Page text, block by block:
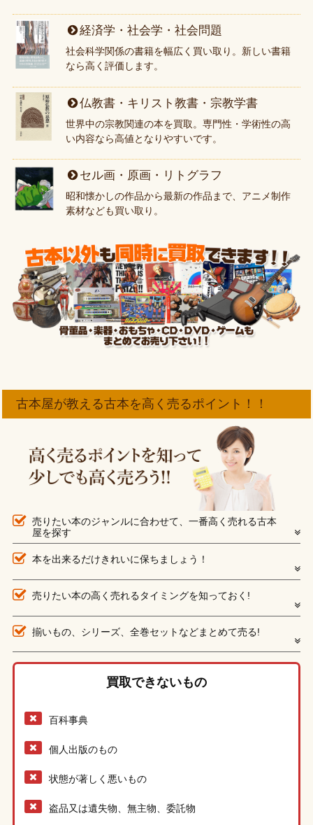
経済学・社会学・社会問題
社会科学関係の書籍を幅広く買い取り。新しい書籍
なら高く評価します。
仏教書・キリスト教書・宗教学書
世界中の宗教関連の本を買取。専門性・学術性の高
い内容なら高値となりやすいです。
セル画・原画・リトグラフ
昭和懐かしの作品から最新の作品まで、アニメ制作
素材なども買い取り。
古本屋が教える古本を高く売るポイント！！
売りたい本のジャンルに合わせて、一番高く売れる古本
屋を探す
本を出来るだけきれいに保ちましょう！
売りたい本の高く売れるタイミングを知っておく!
揃いもの、シリーズ、全巻セットなどまとめて売る!
買取できないもの
百科事典
個人出版のもの
状態が著しく悪いもの
盗品又は遺失物、無主物、委託物